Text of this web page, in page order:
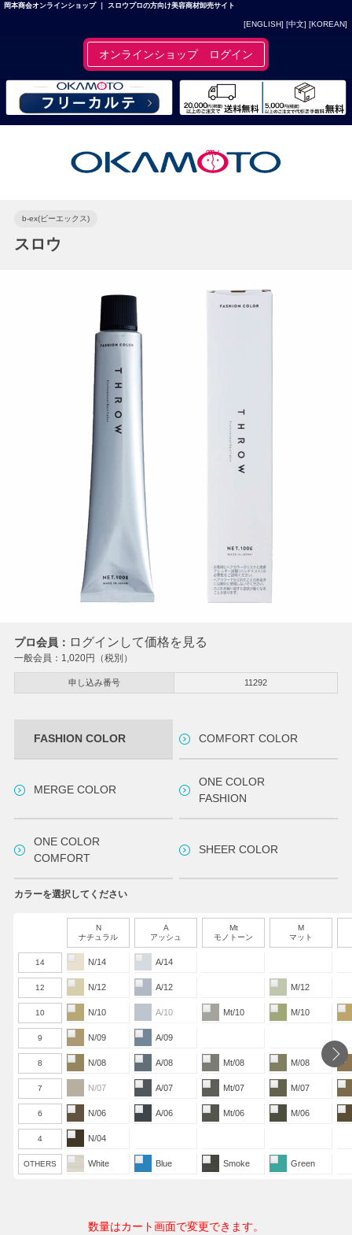
岡本商会オンラインショップ ｜ スロウプロの方向け美容商材卸売サイト
[ENGLISH] [中文] [KOREAN]
オンラインショップ ログイン
b-ex(ビーエックス)
スロウ
プロ会員： ログインして価格を見る
一般会員： 1,020円（税別）
申し込み番号 11292
カラーを選択してください
N
ナチュラル
A
アッシュ
Mt
モノトーン
M
マット
14 N/14 A/14
12 N/12 A/12 M/12
10 N/10 A/10 Mt/10 M/10
9 N/09 A/09
8 N/08 A/08 Mt/08 M/08
7 N/07 A/07 Mt/07 M/07
6 N/06 A/06 Mt/06 M/06
4 N/04
OTHERS White Blue Smoke Green
数量はカート画面で変更できます。
FASHION COLOR COMFORT COLOR
MERGE COLOR
ONE COLOR
FASHION
ONE COLOR
COMFORT
SHEER COLOR